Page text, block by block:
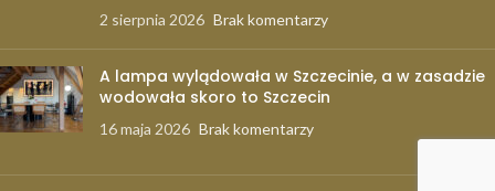
2 sierpnia 2026 Brak komentarzy
A lampa wylądowała w Szczecinie, a w zasadzie
wodowała skoro to Szczecin
16 maja 2026 Brak komentarzy